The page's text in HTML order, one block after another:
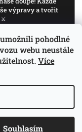
pohodlné
webu neustále
Více
Souhlasím
výpravy a tvořit
⚔️
Hráčů.
Hráčů. Všechna práva